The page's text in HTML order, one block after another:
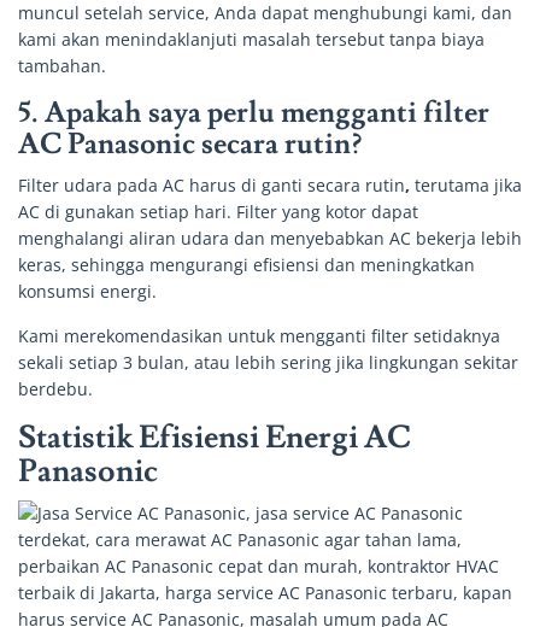
muncul setelah service, Anda dapat menghubungi kami, dan
kami akan menindaklanjuti masalah tersebut tanpa biaya
tambahan.
5. Apakah saya perlu mengganti filter
AC Panasonic secara rutin?
Filter udara pada AC harus di ganti secara rutin, terutama jika
AC di gunakan setiap hari. Filter yang kotor dapat
menghalangi aliran udara dan menyebabkan AC bekerja lebih
keras, sehingga mengurangi efisiensi dan meningkatkan
konsumsi energi.
Kami merekomendasikan untuk mengganti filter setidaknya
sekali setiap 3 bulan, atau lebih sering jika lingkungan sekitar
berdebu.
Statistik Efisiensi Energi AC
Panasonic